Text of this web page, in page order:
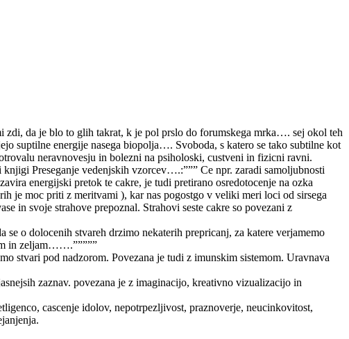
da je blo to glih takrat, k je pol prslo do forumskega mrka…. sej okol teh
suptilne energije nasega biopolja…. Svoboda, s katero se tako subtilne kot
neravnovesju in bolezni na psiholoski, custveni in fizicni ravni.
Preseganje vedenjskih vzorcev….:””” Ce npr. zaradi samoljubnosti
energijski pretok te cakre, je tudi pretirano osredotocenje na ozka
je moc priti z meritvami ), kar nas pogostgo v veliki meri loci od sirsega
in svoje strahove prepoznal. Strahovi seste cakre so povezani z
o dolocenih stvareh drzimo nekaterih prepricanj, za katere verjamemo
in zeljam…….”””””
stvari pod nadzorom. Povezana je tudi z imunskim sistemom. Uravnava
zaznav. povezana je z imaginacijo, kreativno vizualizacijo in
cascenje idolov, nepotrpezljivost, praznoverje, neucinkovitost,